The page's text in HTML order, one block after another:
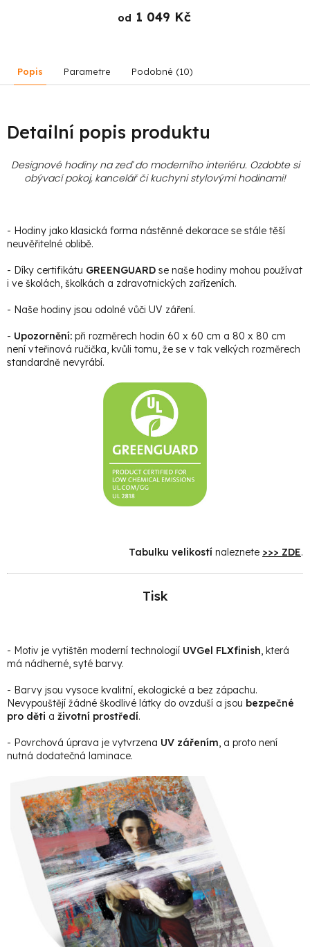
od 1 049 Kč
Popis Parametre Podobné (10)
Detailní popis produktu
Designové hodiny na zeď do moderního interiéru. Ozdobte si
obývací pokoj, kancelář či kuchyni stylovými hodinami!
- Hodiny jako klasická forma nástěnné dekorace se stále těší
neuvěřitelné oblibě.
- Díky certifikátu GREENGUARD se naše hodiny mohou používat
i ve školách, školkách a zdravotnických zařízeních.
- Naše hodiny jsou odolné vůči UV záření.
- Upozornění: při rozměrech hodin 60 x 60 cm a 80 x 80 cm
není vteřinová ručička, kvůli tomu, že se v tak velkých rozměrech
standardně nevyrábí.
Tabulku velikostí naleznete >>> ZDE.
Tisk
- Motiv je vytištěn moderní technologií UVGel FLXfinish, která
má nádherné, syté barvy.
- Barvy jsou vysoce kvalitní, ekologické a bez zápachu.
Nevypouštějí žádné škodlivé látky do ovzduší a jsou bezpečné
pro děti a životní prostředí.
- Povrchová úprava je vytvrzena UV zářením, a proto není
nutná dodatečná laminace.